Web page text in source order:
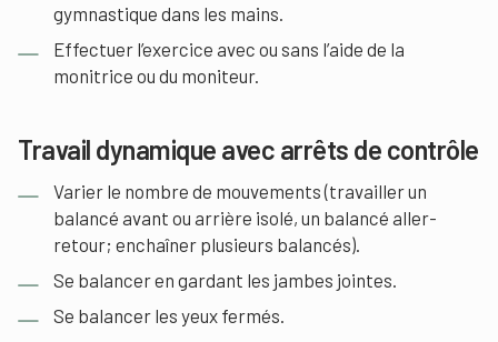
gymnastique dans les mains.
Effectuer l’exercice avec ou sans l’aide de la
monitrice ou du moniteur.
Travail dynamique avec arrêts de contrôle
Varier le nombre de mouvements (travailler un
balancé avant ou arrière isolé, un balancé aller-
retour; enchaîner plusieurs balancés).
Se balancer en gardant les jambes jointes.
Se balancer les yeux fermés.